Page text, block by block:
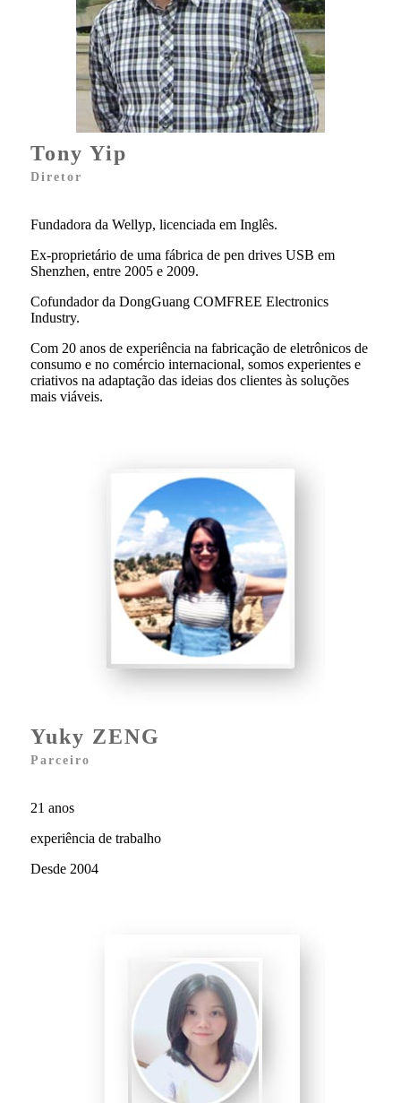
Tony Yip
Diretor
Fundadora da Wellyp, licenciada em Inglês.
Ex-proprietário de uma fábrica de pen drives USB em
Shenzhen, entre 2005 e 2009.
Cofundador da DongGuang COMFREE Electronics
Industry.
Com 20 anos de experiência na fabricação de eletrônicos de
consumo e no comércio internacional, somos experientes e
criativos na adaptação das ideias dos clientes às soluções
mais viáveis.
Yuky ZENG
Parceiro
21 anos
experiência de trabalho
Desde 2004